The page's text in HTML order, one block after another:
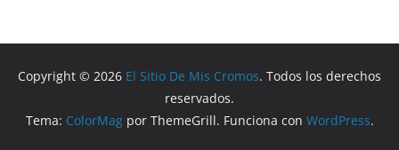
Copyright © 2026 El Sitio De Mis Cromos. Todos los derechos
reservados.
Tema: ColorMagpor ThemeGrill. Funciona con WordPress.